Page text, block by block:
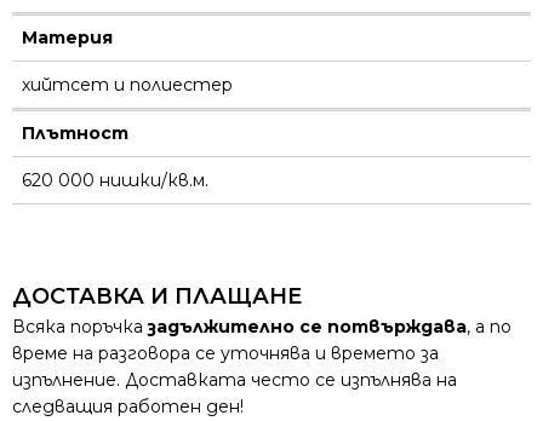
Материя
хийтсет и полиестeр
Плътност
620 000 нишки/кв.м.
ДОСТАВКА И ПЛАЩАНЕ
Всяка поръчказадължително се потвърждава, а по
време на разговора се уточнява и времето за
изпълнение. Доставката често се изпълнява на
следващия работен ден!